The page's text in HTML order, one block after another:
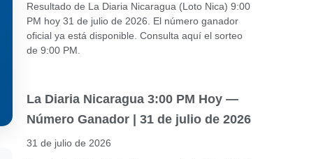
Resultado de La Diaria Nicaragua (Loto Nica) 9:00
PM hoy 31 de julio de 2026. El número ganador
oficial ya está disponible. Consulta aquí el sorteo
de 9:00 PM.
La Diaria Nicaragua 3:00 PM Hoy —
Número Ganador | 31 de julio de 2026
31 de julio de 2026